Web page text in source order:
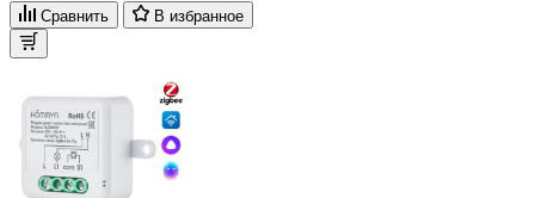
Сравнить В избранное